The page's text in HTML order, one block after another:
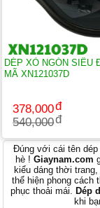
Chất lượng được
sử dụng chất liệu
nhăn, không bong
ngón nam giá rẻcó
mài mòn theo thời
dụng.
dep le nam
DÉP XỎ NGÓN SIÊU
MÃ XN121037D
378,000
540,000
Đúng với cái tên dép
hè ! Giaynam.com
kiểu dáng thời
thể hiện phong cách
phục thoải mái. Dép
khi